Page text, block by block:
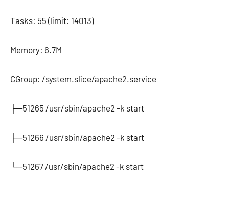
Tasks: 55 (limit: 14013)
Memory: 6.7M
CGroup: /system.slice/apache2.service
├─51265 /usr/sbin/apache2 -k start
├─51266 /usr/sbin/apache2 -k start
└─51267 /usr/sbin/apache2 -k start